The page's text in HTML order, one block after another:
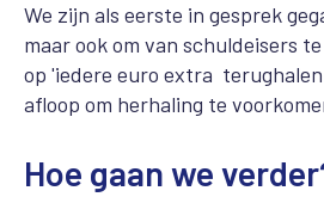
We zijn als eerste in gesprek
maar ook om van schuldeisers
op 'iedere euro extra
afloop om herhaling te
Hoe gaan we